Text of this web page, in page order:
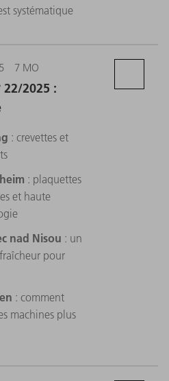
systématique
7 MO
22/2025 :
: crevettes et
: plaquettes
et haute
nad Nisou : un
pour
: comment
machines plus